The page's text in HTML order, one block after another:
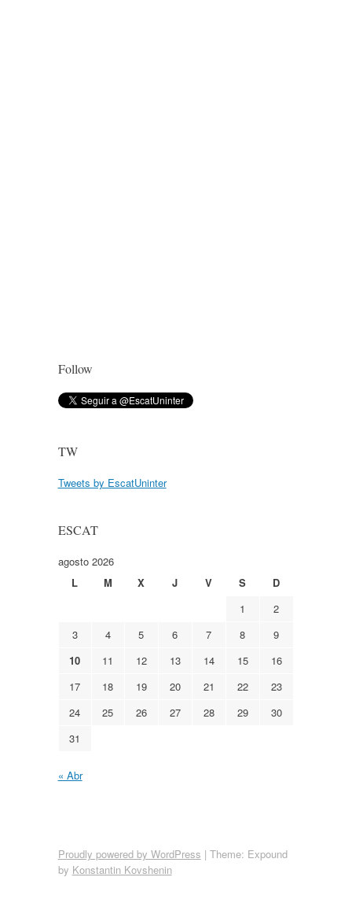
Follow
TW
Tweets by EscatUninter
ESCAT
agosto 2026
L
M X J V S
D
1
2
3
4 5 6 7 8
9
10
11 12 13 14 15
16
17
18 19 20 21 22
23
24
25 26 27 28 29
30
31
« Abr
Proudly powered by WordPress | Theme: Expound
by Konstantin Kovshenin